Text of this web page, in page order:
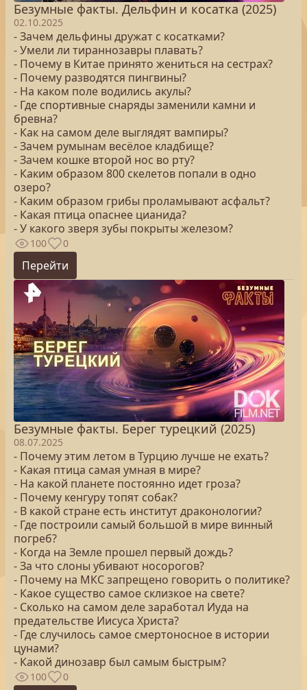
Безумные факты. Дельфин и косатка (2025)
02.10.2025
- Зачем дельфины дружат с косатками?
- Умели ли тираннозавры плавать?
- Почему в Китае принято жениться на сестрах?
- Почему разводятся пингвины?
- На каком поле водились акулы?
- Где спортивные снаряды заменили камни и
бревна?
- Как на самом деле выглядят вампиры?
- Зачем румынам весёлое кладбище?
- Зачем кошке второй нос во рту?
- Каким образом 800 скелетов попали в одно
озеро?
- Каким образом грибы проламывают асфальт?
- Какая птица опаснее цианида?
- У какого зверя зубы покрыты железом?
100 0
Перейти
Безумные факты. Берег турецкий (2025)
08.07.2025
- Почему этим летом в Турцию лучше не ехать?
- Какая птица самая умная в мире?
- На какой планете постоянно идет гроза?
- Почему кенгуру топят собак?
- В какой стране есть институт драконологии?
- Где построили самый большой в мире винный
погреб?
- Когда на Земле прошел первый дождь?
- За что слоны убивают носорогов?
- Почему на МКС запрещено говорить о политике?
- Какое существо самое склизкое на свете?
- Сколько на самом деле заработал Иуда на
предательстве Иисуса Христа?
- Где случилось самое смертоносное в истории
цунами?
- Какой динозавр был самым быстрым?
100 0